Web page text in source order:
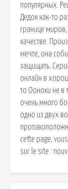
популярных.
Дедок как-то
границе
качестве.
мечте, она
защищать.
онлайн в
то Ооноки не в
очень много
одно из двух
cette page,
sur le site :